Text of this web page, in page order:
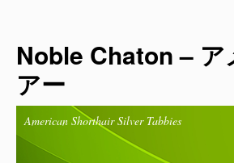
Noble Chaton –
アー
American Shorthair Silver Tabbies